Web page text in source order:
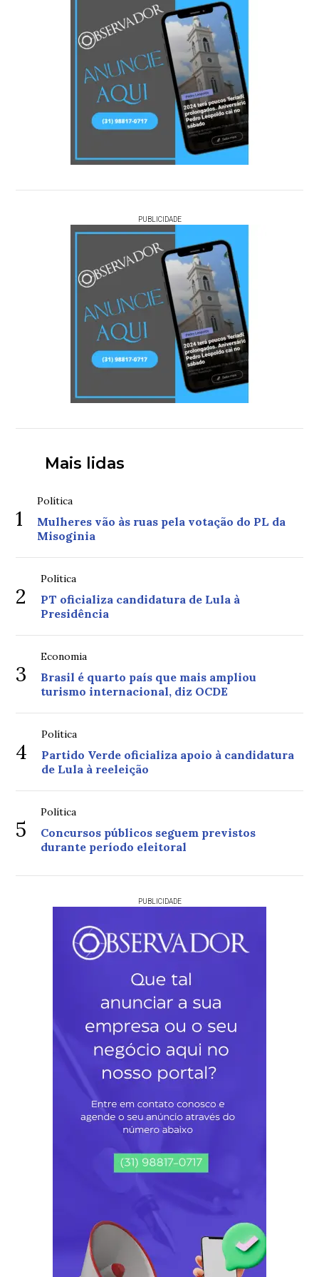
PUBLICIDADE
Mais lidas
1
Política
Mulheres vão às ruas pela votação do PL da
Misoginia
2
Política
PT oficializa candidatura de Lula à
Presidência
3
Economia
Brasil é quarto país que mais ampliou
turismo internacional, diz OCDE
4
Política
Partido Verde oficializa apoio à candidatura
de Lula à reeleição
5
Política
Concursos públicos seguem previstos
durante período eleitoral
PUBLICIDADE